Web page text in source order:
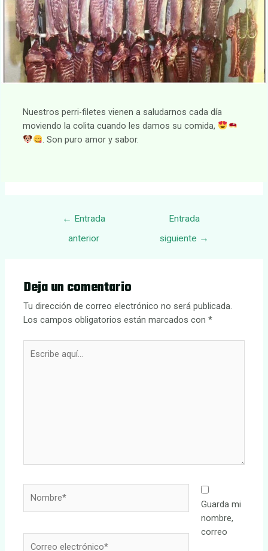
Nuestros perri-filetes vienen a saludarnos cada día
moviendo la colita cuando les damos su comida,
. Son puro amor y sabor.
Navegación
← Entrada
anterior
Entrada
siguiente →
Deja un comentario
Tu dirección de correo electrónico no será publicada.
Los campos obligatorios están marcados con*
aquí...
Guarda mi
nombre,
correo